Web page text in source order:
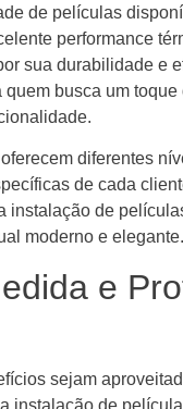
de películas
performance
sua durabilidade e
busca um
diferentes
de cada
instalação de
moderno e elegante.
e
sejam
instalação de